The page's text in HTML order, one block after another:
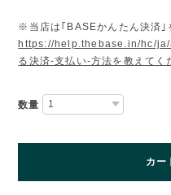
※当店は｢BASEかんたん決済｣
https://help.thebase.in/hc/ja/
る決済-支払い-方法を教えてく
数量
カー